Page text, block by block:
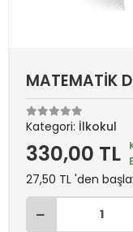
MATEMATİK
Kategori: İlkokul
330,00 TL
27,50 TL 'den